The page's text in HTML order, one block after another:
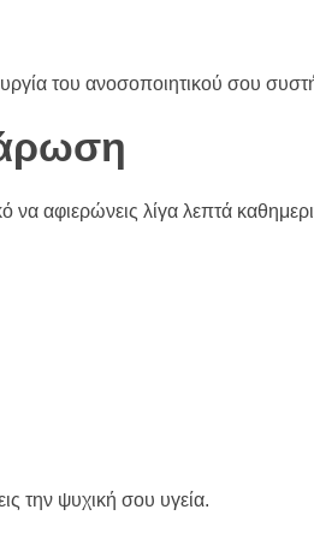
του ανοσοποιητικού σου
να αφιερώνεις λίγα λεπτά
την ψυχική σου υγεία.